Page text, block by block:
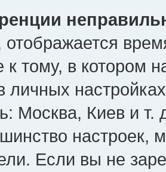
к тому, в котором
личных
Москва, Киев и т.
настроек,
Если вы не